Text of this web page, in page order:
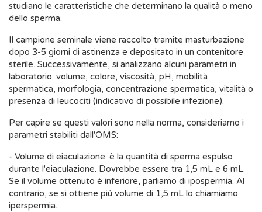
studiano le caratteristiche che determinano la qualità o meno
dello sperma.
Il campione seminale viene raccolto tramite masturbazione
dopo 3-5 giorni di astinenza e depositato in un contenitore
sterile. Successivamente, si analizzano alcuni parametri in
laboratorio: volume, colore, viscosità, pH, mobilità
spermatica, morfologia, concentrazione spermatica, vitalità o
presenza di leucociti (indicativo di possibile infezione).
Per capire se questi valori sono nella norma, consideriamo i
parametri stabiliti dall'OMS:
- Volume di eiaculazione: è la quantità di sperma espulso
durante l'eiaculazione. Dovrebbe essere tra 1,5 mL e 6 mL.
Se il volume ottenuto è inferiore, parliamo di ipospermia. Al
contrario, se si ottiene più volume di 1,5 mL lo chiamiamo
iperspermia.